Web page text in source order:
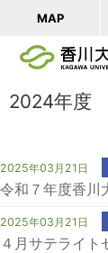
MAP
2024年度
2025年03月21日
令和７年度香川
2025年03月21日
４月サテライト